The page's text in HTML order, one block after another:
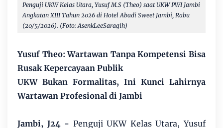
Penguji UKW Kelas Utara, Yusuf M.S (Theo) saat UKW PWI Jambi
Angkatan XIII Tahun 2026 di Hotel Abadi Sweet Jambi, Rabu
(20/5/2026). (Foto: AsenkLeeSaragih)
Yusuf Theo: Wartawan Tanpa Kompetensi Bisa
Rusak Kepercayaan Publik
UKW Bukan Formalitas, Ini Kunci Lahirnya
Wartawan Profesional di Jambi
Jambi, J24 - Penguji UKW Kelas Utara, Yusuf